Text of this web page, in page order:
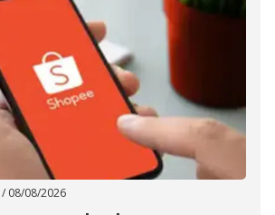
/ 08/08/2026